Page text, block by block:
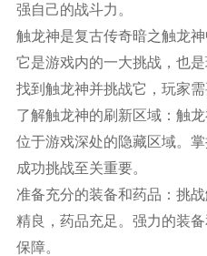
强自己的战斗力。
触龙神是复古传奇暗之触龙
它是游戏内的一大挑战，也
找到触龙神并挑战它，玩家
了解触龙神的刷新区域：触
位于游戏深处的隐藏区域。
成功挑战至关重要。
准备充分的装备和药品：挑
精良，药品充足。强力的装
保障。